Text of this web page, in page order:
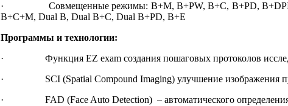
· Совмещенные режимы: B+M, B+PW, B+C, B+PD, B+DPD,
B+C+M, Dual B, Dual B+C, Dual B+PD, B+E
Программы и технологии:
· Функция EZ exam создания пошаговых протоколов
· SCI (Spatial Compound Imaging) улучшение изображения
· FAD (Face Auto Detection) – автоматического определения